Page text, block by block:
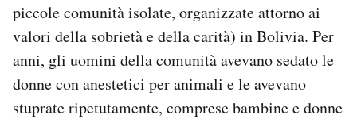
piccole comunità isolate, organizzate attorno ai
valori della sobrietà e della carità) in Bolivia. Per
anni, gli uomini della comunità avevano sedato le
donne con anestetici per animali e le avevano
stuprate ripetutamente, comprese bambine e donne